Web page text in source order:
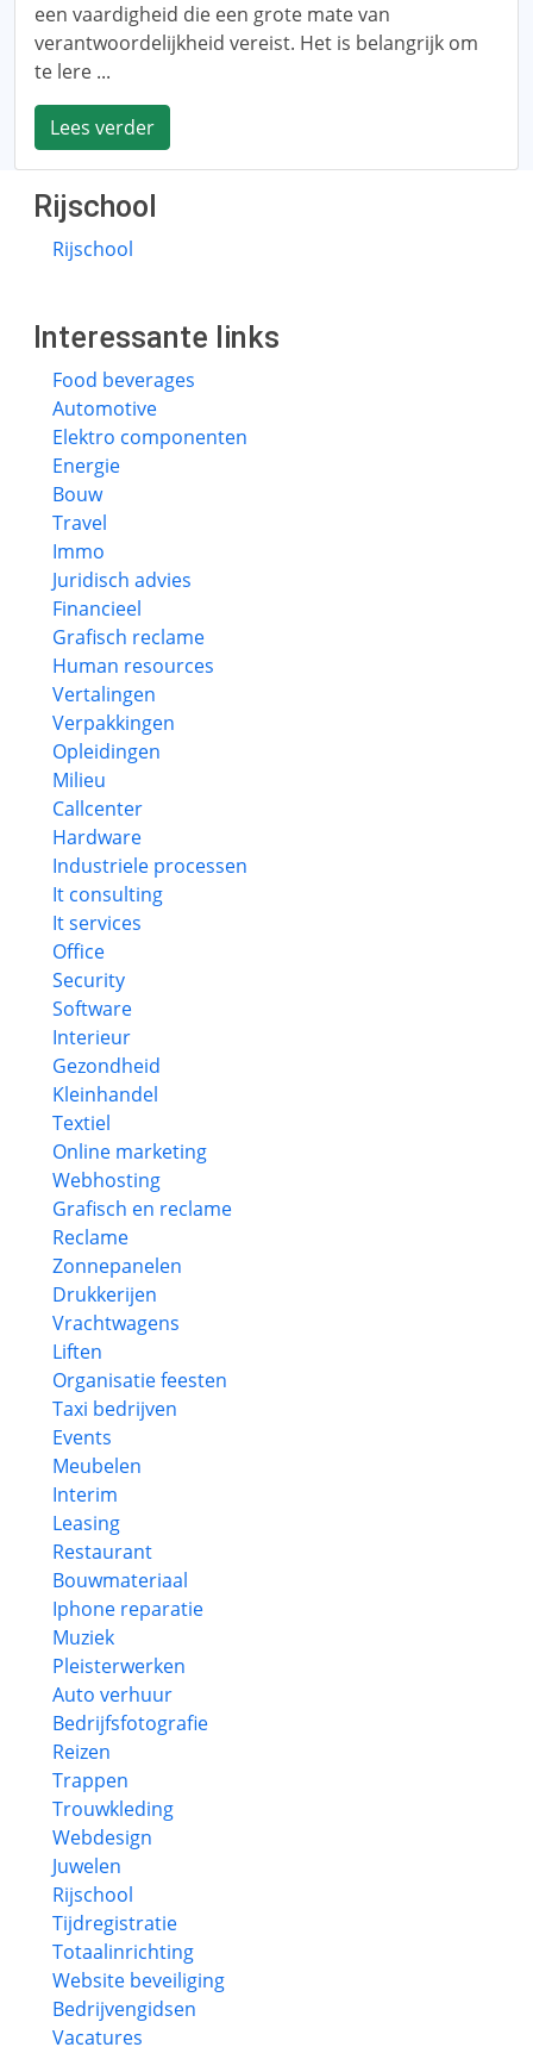
een vaardigheid die een grote mate van
verantwoordelijkheid vereist. Het is belangrijk om
te lere ...
Lees verder
Rijschool
Rijschool
Interessante links
Food beverages
Automotive
Elektro componenten
Energie
Bouw
Travel
Immo
Juridisch advies
Financieel
Grafisch reclame
Human resources
Vertalingen
Verpakkingen
Opleidingen
Milieu
Callcenter
Hardware
Industriele processen
It consulting
It services
Office
Security
Software
Interieur
Gezondheid
Kleinhandel
Textiel
Online marketing
Webhosting
Grafisch en reclame
Reclame
Zonnepanelen
Drukkerijen
Vrachtwagens
Liften
Organisatie feesten
Taxi bedrijven
Events
Meubelen
Interim
Leasing
Restaurant
Bouwmateriaal
Iphone reparatie
Muziek
Pleisterwerken
Auto verhuur
Bedrijfsfotografie
Reizen
Trappen
Trouwkleding
Webdesign
Juwelen
Rijschool
Tijdregistratie
Totaalinrichting
Website beveiliging
Bedrijvengidsen
Vacatures